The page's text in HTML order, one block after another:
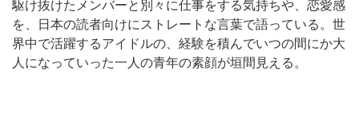
駆け抜けたメンバーと別々に仕事をする気持ちや、恋愛感
を、日本の読者向けにストレートな言葉で語っている。世
界中で活躍するアイドルの、経験を積んでいつの間にか大
人になっていった一人の青年の素顔が垣間見える。